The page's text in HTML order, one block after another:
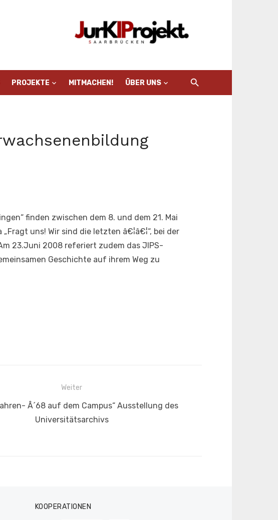
PROJEKTE MITMACHEN! ÜBER UNS
finden zwischen dem 8. und dem 21. Mai
uns! Wir sind die letzten â€¦â€¦“, bei der
23.Juni 2008 referiert zudem das JIPS-
Geschichte auf ihrem Weg zu
Weiter
Â´68 auf dem Campus“ Ausstellung des
Universitätsarchivs
KOOPERATIONEN